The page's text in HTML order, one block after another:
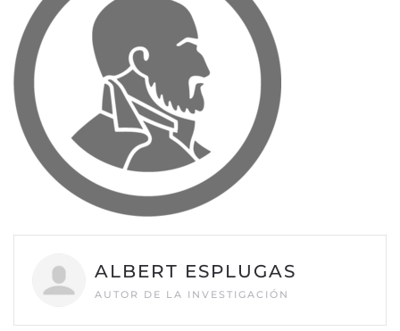
ALBERT ESPLUGAS
AUTOR DE LA INVESTIGACIÓN